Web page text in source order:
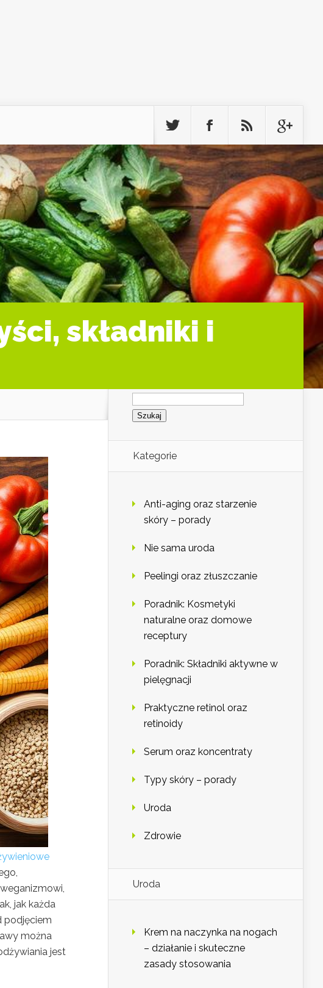
składniki i
jak każda
podjęciem
można
jest
Szukaj:
Kategorie
Anti-aging oraz starzenie
skóry – porady
Nie sama uroda
Peelingi oraz złuszczanie
Poradnik: Kosmetyki
naturalne oraz domowe
receptury
Poradnik: Składniki aktywne w
pielęgnacji
Praktyczne retinol oraz
retinoidy
Serum oraz koncentraty
Typy skóry – porady
Uroda
Zdrowie
Uroda
Krem na naczynka na nogach
– działanie i skuteczne
zasady stosowania